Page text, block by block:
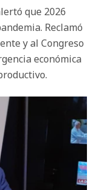
que 2026
Reclamó
y al Congreso
económica